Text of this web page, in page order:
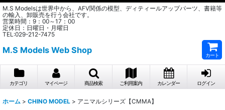
M.S Modelsは世界中から、AFV関係の模型、ディティールアップパーツ、書籍等
の輸入、卸販売を行う会社です。
営業時間：9：00～17：00
定休日：日曜日・月曜日
TEL:029-212-7475
M.S Models Web Shop
カート
カテゴリ マイページ 商品検索 ご利用案内 カレンダー ログイン
ホーム > CHINO MODEL > アニマルシリーズ【CMMA】